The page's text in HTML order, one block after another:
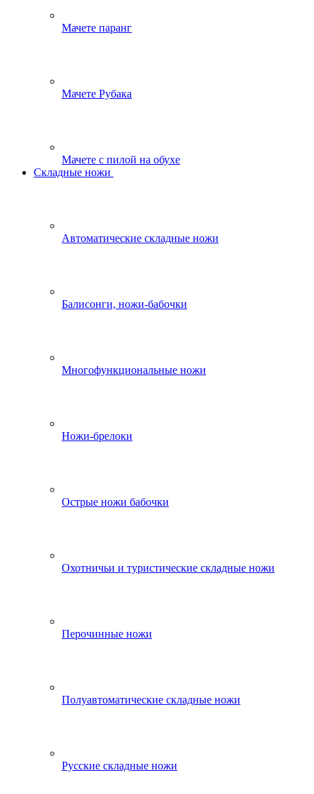
Мачете паранг
Мачете Рубака
Мачете с пилой на обухе
Складные ножи
Автоматические складные ножи
Балисонги, ножи-бабочки
Многофункциональные ножи
Ножи-брелоки
Острые ножи бабочки
Охотничьи и туристические складные ножи
Перочинные ножи
Полуавтоматические складные ножи
Русские складные ножи